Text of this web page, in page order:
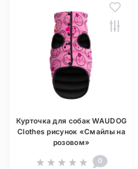
Курточка для собак WAUDOG
Clothes рисунок «Смайлы на
розовом»
0